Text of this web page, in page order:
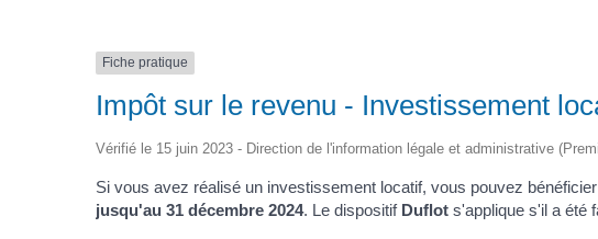
Fiche pratique
Impôt sur le revenu - Investissement
Vérifié le 15 juin 2023 - Direction de l'information légale et administrative
Si vous avez réalisé un investissement locatif, vous pouvez
jusqu'au 31 décembre 2024. Le dispositif Duflot s'applique s'il a été